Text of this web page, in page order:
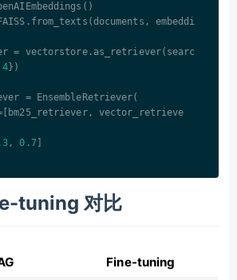
embeddi
= vectorstore.as_retriever(searc
4})
= EnsembleRetriever(
, 0.7]
tuning 对比
Fine-tuning